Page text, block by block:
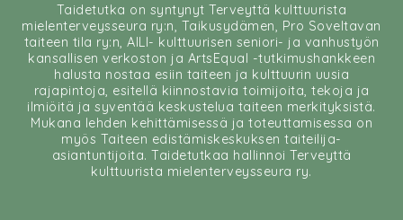
Taidetutka on syntynyt Terveyttä kulttuurista
mielenterveysseura ry:n, Taikusydämen, Pro Soveltavan
taiteen tila ry:n, AILI- kulttuurisen seniori- ja vanhustyön
kansallisen verkoston ja ArtsEqual -tutkimushankkeen
halusta nostaa esiin taiteen ja kulttuurin uusia
rajapintoja, esitellä kiinnostavia toimijoita, tekoja ja
ilmiöitä ja syventää keskustelua taiteen merkityksistä.
Mukana lehden kehittämisessä ja toteuttamisessa on
myös Taiteen edistämiskeskuksen taiteilija-
asiantuntijoita. Taidetutkaa hallinnoi Terveyttä
kulttuurista mielenterveysseura ry.